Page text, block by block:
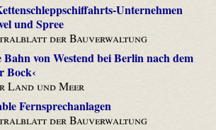
Unternehmen
und Spree
der Bauverwaltung
von Westend bei Berlin nach dem
Bock‹
Land und Meer
Fernsprechanlagen
der Bauverwaltung